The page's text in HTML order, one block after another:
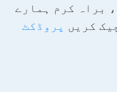
مزید تفصیل سے وضاحت کے ل please ، براہ کرم ہمارے
کریں پروڈکٹ